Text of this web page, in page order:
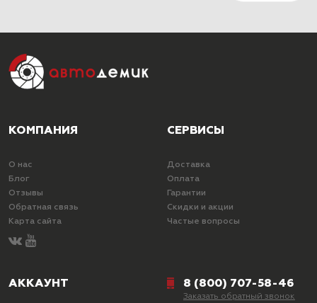
КОМПАНИЯ
О нас
Блог
Отзывы
Обратная связь
Карта сайта
СЕРВИСЫ
Доставка
Оплата
Гарантии
Скидки и акции
Частые вопросы
АККАУНТ 8 (800) 707-58-46
Заказать обратный звонок